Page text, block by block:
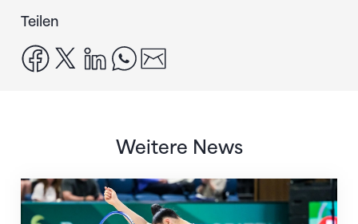
Teilen
facebook
x linkedinwhatsapp
Weitere News
Nächster Halt: Weltmeisterschaft